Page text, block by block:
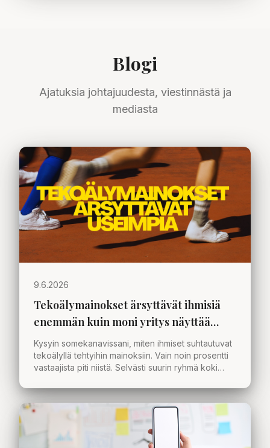
Blogi
Ajatuksia johtajuudesta, viestinnästä ja
mediasta
9.6.2026
Tekoälymainokset ärsyttävät ihmisiä
enemmän kuin moni yritys näyttää
ymmärtävän
Kysyin somekanavissani, miten ihmiset suhtautuvat
tekoälyllä tehtyihin mainoksiin. Vain noin prosentti
vastaajista piti niistä. Selvästi suurin ryhmä koki
markkinoinnille?